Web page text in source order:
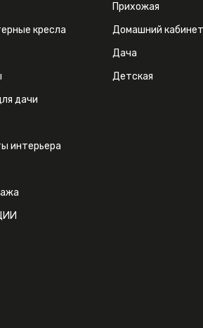
кресла
дачи
интерьера
Прихожая
Домашний кабинет
Дача
Детская